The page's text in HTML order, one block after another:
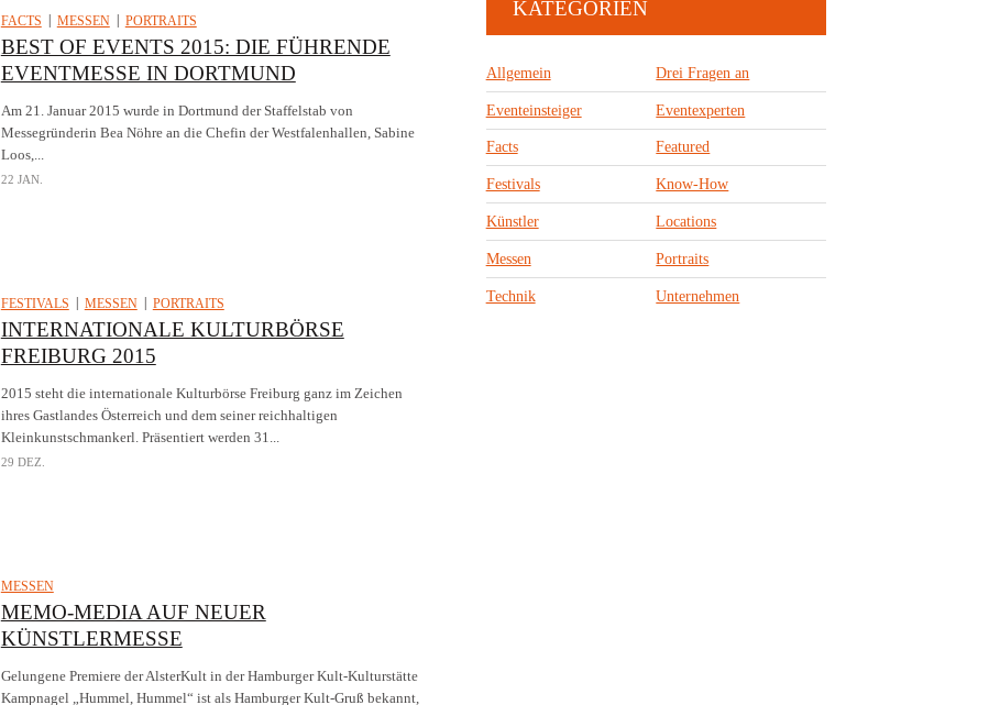
FACTS MESSEN PORTRAITS
BEST OF EVENTS 2015: DIE FÜHRENDE
EVENTMESSE IN DORTMUND
Am 21. Januar 2015 wurde in Dortmund der Staffelstab von
Messegründerin Bea Nöhre an die Chefin der Westfalenhallen, Sabine
Loos,...
22 JAN.
FESTIVALS MESSEN PORTRAITS
INTERNATIONALE KULTURBÖRSE
FREIBURG 2015
2015 steht die internationale Kulturbörse Freiburg ganz im Zeichen
ihres Gastlandes Österreich und dem seiner reichhaltigen
Kleinkunstschmankerl. Präsentiert werden 31...
29 DEZ.
MESSEN
MEMO-MEDIA AUF NEUER
KÜNSTLERMESSE
Gelungene Premiere der AlsterKult in der Hamburger Kult-Kulturstätte
Kampnagel „Hummel, Hummel“ ist als Hamburger Kult-Gruß bekannt,
KATEGORIEN
Allgemein Drei Fragen an
Eventeinsteiger Eventexperten
Facts Featured
Festivals Know-How
Künstler Locations
Messen Portraits
Technik Unternehmen